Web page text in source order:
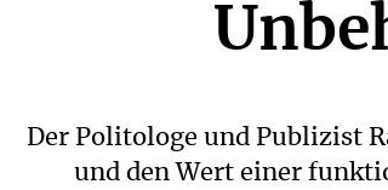
Der Politologe und Publizist
und den Wert einer